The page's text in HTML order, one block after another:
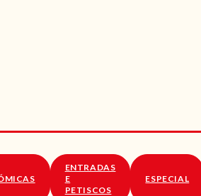
SOBRE NÓS
ENTRADAS
E
PETISCOS
ESPECIAL